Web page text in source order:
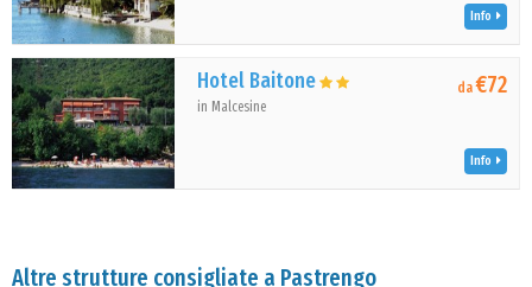
Info
Hotel Baitone
in Malcesine
da€72
Info
Altre strutture consigliate a Pastrengo